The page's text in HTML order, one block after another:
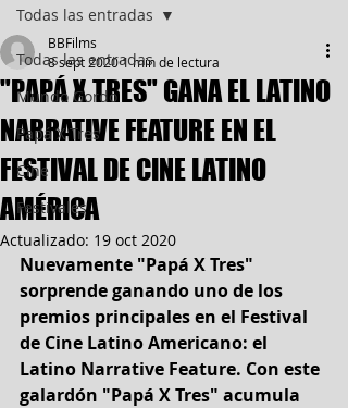
Todas las entradas
Mundo Gordo
Papá X Tres
Cine
Festivales
Todas las entradas
"PAPÁ X TRES" GANA EL LATINO
NARRATIVE FEATURE EN EL
FESTIVAL DE CINE LATINO
AMÉRICA
BBFilms
8 sept 20201 min de lectura
Actualizado: 19 oct 2020
Nuevamente "Papá X Tres"
sorprende ganando uno de los
premios principales en el Festival
de Cine Latino Americano: el
Latino Narrative Feature. Con este
galardón "Papá X Tres" acumula